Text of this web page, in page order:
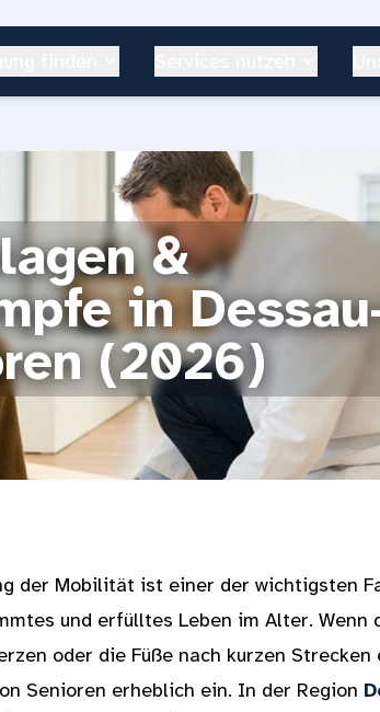
&
in
(2026)
der Mobilität ist einer der wichtigsten
und erfülltes Leben im Alter. Wenn
oder die Füße nach kurzen
Senioren erheblich ein. In der Region